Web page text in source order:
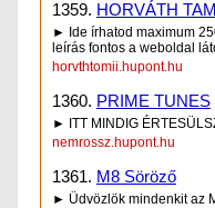
1359. HORVÁTH
► Ide írhatod maximum
leírás fontos a weboldal
horvthtomii.hupont.hu
1360. PRIME TUNES
► ITT MINDIG
nemrossz.hupont.hu
1361. M8 Söröző
► Üdvözlök mindenkit az